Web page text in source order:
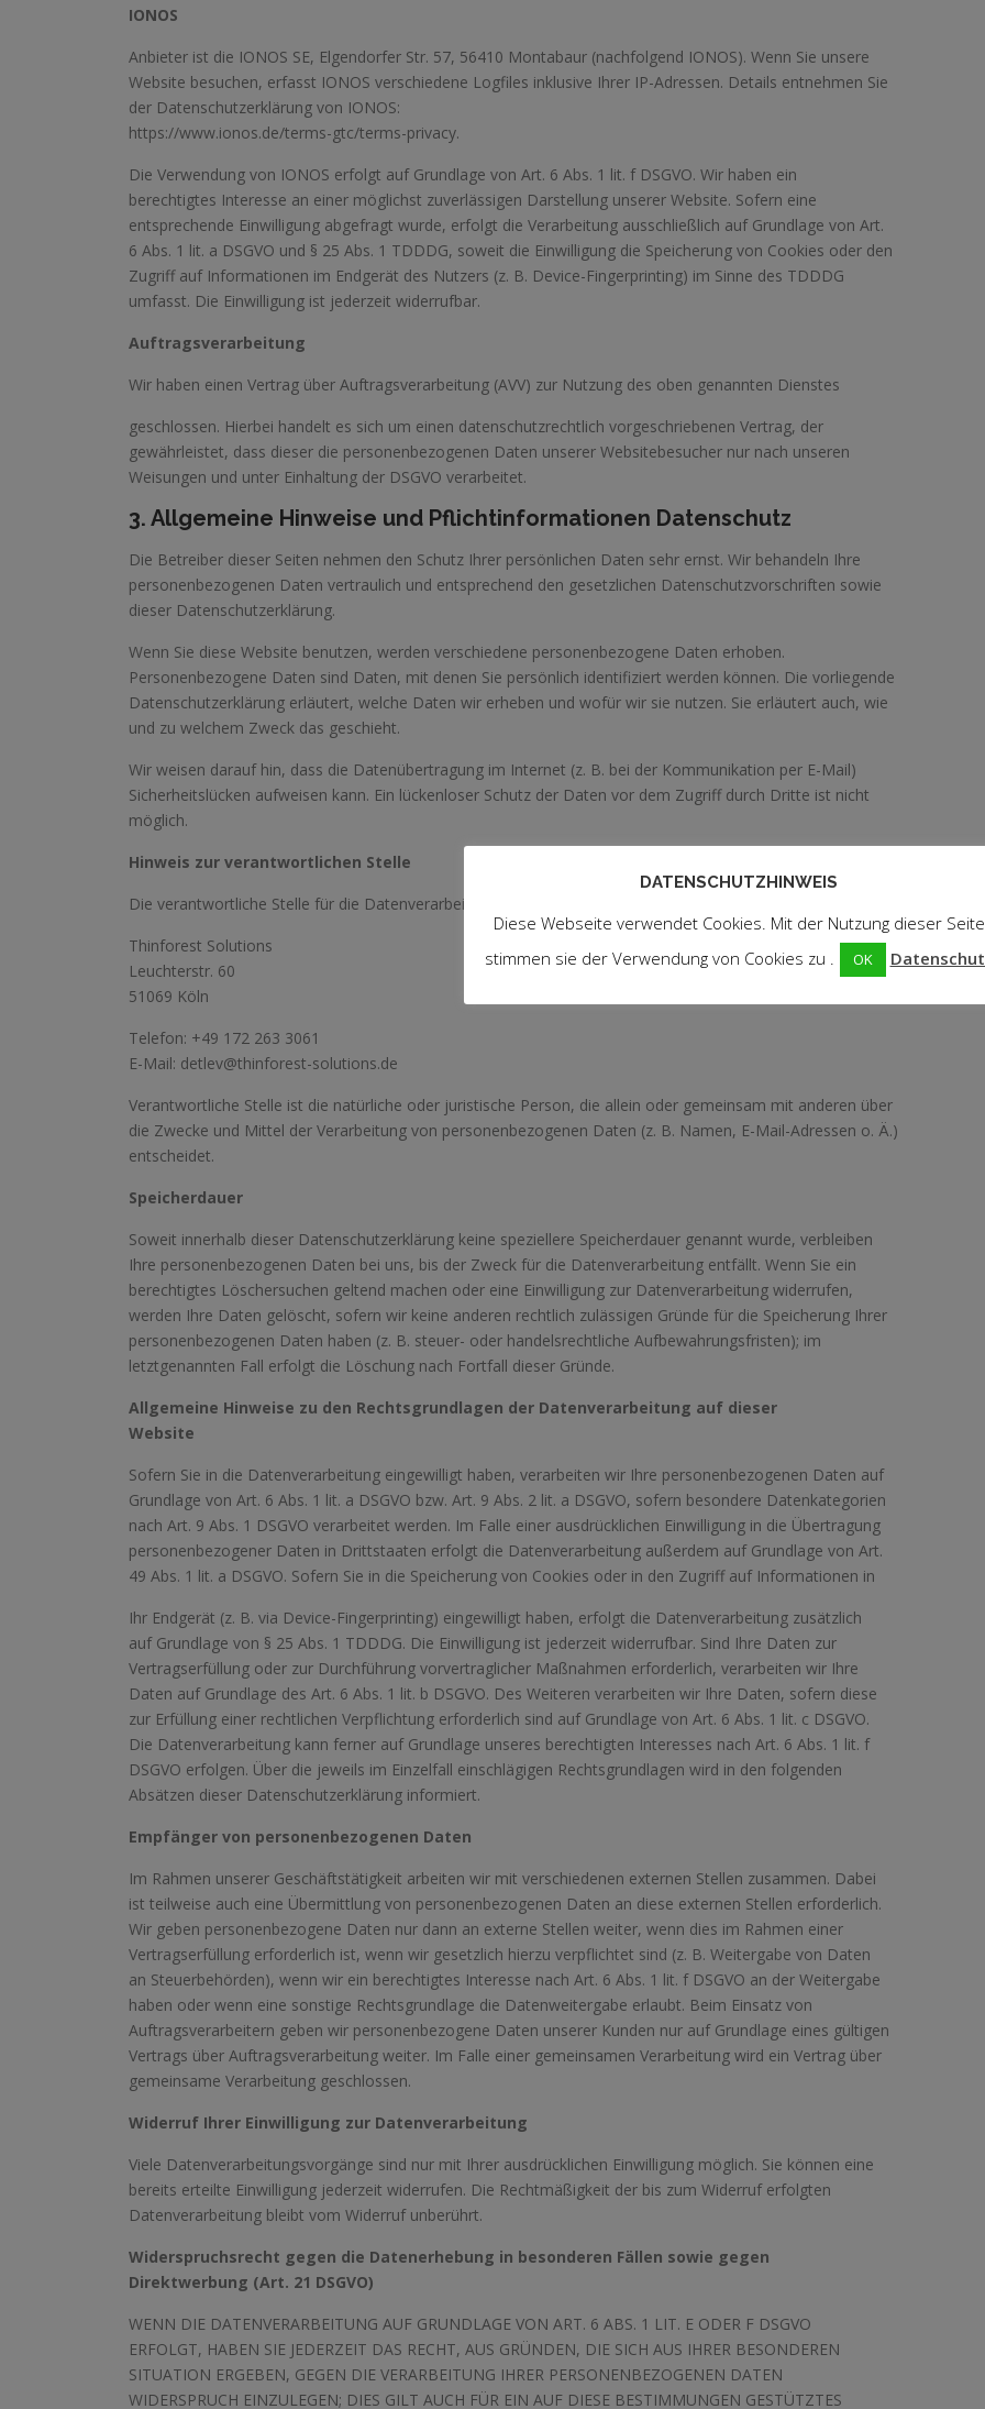
IONOS
Anbieter ist die IONOS SE, Elgendorfer Str. 57, 56410 Montabaur (nachfolgend IONOS). Wenn Sie unsere
Website besuchen, erfasst IONOS verschiedene Logfiles inklusive Ihrer IP-Adressen. Details entnehmen Sie
der Datenschutzerklärung von IONOS:
https://www.ionos.de/terms-gtc/terms-privacy.
Die Verwendung von IONOS erfolgt auf Grundlage von Art. 6 Abs. 1 lit. f DSGVO. Wir haben ein
berechtigtes Interesse an einer möglichst zuverlässigen Darstellung unserer Website. Sofern eine
entsprechende Einwilligung abgefragt wurde, erfolgt die Verarbeitung ausschließlich auf Grundlage von Art.
6 Abs. 1 lit. a DSGVO und § 25 Abs. 1 TDDDG, soweit die Einwilligung die Speicherung von Cookies oder den
Zugriff auf Informationen im Endgerät des Nutzers (z. B. Device-Fingerprinting) im Sinne des TDDDG
umfasst. Die Einwilligung ist jederzeit widerrufbar.
Auftragsverarbeitung
Wir haben einen Vertrag über Auftragsverarbeitung (AVV) zur Nutzung des oben genannten Dienstes
geschlossen. Hierbei handelt es sich um einen datenschutzrechtlich vorgeschriebenen Vertrag, der
gewährleistet, dass dieser die personenbezogenen Daten unserer Websitebesucher nur nach unseren
Weisungen und unter Einhaltung der DSGVO verarbeitet.
3. Allgemeine Hinweise und Pflichtinformationen Datenschutz
Die Betreiber dieser Seiten nehmen den Schutz Ihrer persönlichen Daten sehr ernst. Wir behandeln Ihre
personenbezogenen Daten vertraulich und entsprechend den gesetzlichen Datenschutzvorschriften sowie
dieser Datenschutzerklärung.
Wenn Sie diese Website benutzen, werden verschiedene personenbezogene Daten erhoben.
Personenbezogene Daten sind Daten, mit denen Sie persönlich identifiziert werden können. Die vorliegende
Datenschutzerklärung erläutert, welche Daten wir erheben und wofür wir sie nutzen. Sie erläutert auch, wie
und zu welchem Zweck das geschieht.
Wir weisen darauf hin, dass die Datenübertragung im Internet (z. B. bei der Kommunikation per E-Mail)
Sicherheitslücken aufweisen kann. Ein lückenloser Schutz der Daten vor dem Zugriff durch Dritte ist nicht
möglich.
Hinweis zur verantwortlichen Stelle
Die verantwortliche Stelle für die Datenverarbeitung auf dieser Website ist:
Thinforest Solutions
Leuchterstr. 60
51069 Köln
Telefon: +49 172 263 3061
E-Mail: detlev@thinforest-solutions.de
Verantwortliche Stelle ist die natürliche oder juristische Person, die allein oder gemeinsam mit anderen über
die Zwecke und Mittel der Verarbeitung von personenbezogenen Daten (z. B. Namen, E-Mail-Adressen o. Ä.)
entscheidet.
Speicherdauer
Soweit innerhalb dieser Datenschutzerklärung keine speziellere Speicherdauer genannt wurde, verbleiben
Ihre personenbezogenen Daten bei uns, bis der Zweck für die Datenverarbeitung entfällt. Wenn Sie ein
berechtigtes Löschersuchen geltend machen oder eine Einwilligung zur Datenverarbeitung widerrufen,
werden Ihre Daten gelöscht, sofern wir keine anderen rechtlich zulässigen Gründe für die Speicherung Ihrer
personenbezogenen Daten haben (z. B. steuer- oder handelsrechtliche Aufbewahrungsfristen); im
letztgenannten Fall erfolgt die Löschung nach Fortfall dieser Gründe.
Allgemeine Hinweise zu den Rechtsgrundlagen der Datenverarbeitung auf dieser
Website
Sofern Sie in die Datenverarbeitung eingewilligt haben, verarbeiten wir Ihre personenbezogenen Daten auf
Grundlage von Art. 6 Abs. 1 lit. a DSGVO bzw. Art. 9 Abs. 2 lit. a DSGVO, sofern besondere Datenkategorien
nach Art. 9 Abs. 1 DSGVO verarbeitet werden. Im Falle einer ausdrücklichen Einwilligung in die Übertragung
personenbezogener Daten in Drittstaaten erfolgt die Datenverarbeitung außerdem auf Grundlage von Art.
49 Abs. 1 lit. a DSGVO. Sofern Sie in die Speicherung von Cookies oder in den Zugriff auf Informationen in
Ihr Endgerät (z. B. via Device-Fingerprinting) eingewilligt haben, erfolgt die Datenverarbeitung zusätzlich
auf Grundlage von § 25 Abs. 1 TDDDG. Die Einwilligung ist jederzeit widerrufbar. Sind Ihre Daten zur
Vertragserfüllung oder zur Durchführung vorvertraglicher Maßnahmen erforderlich, verarbeiten wir Ihre
Daten auf Grundlage des Art. 6 Abs. 1 lit. b DSGVO. Des Weiteren verarbeiten wir Ihre Daten, sofern diese
zur Erfüllung einer rechtlichen Verpflichtung erforderlich sind auf Grundlage von Art. 6 Abs. 1 lit. c DSGVO.
Die Datenverarbeitung kann ferner auf Grundlage unseres berechtigten Interesses nach Art. 6 Abs. 1 lit. f
DSGVO erfolgen. Über die jeweils im Einzelfall einschlägigen Rechtsgrundlagen wird in den folgenden
Absätzen dieser Datenschutzerklärung informiert.
Empfänger von personenbezogenen Daten
Im Rahmen unserer Geschäftstätigkeit arbeiten wir mit verschiedenen externen Stellen zusammen. Dabei
ist teilweise auch eine Übermittlung von personenbezogenen Daten an diese externen Stellen erforderlich.
Wir geben personenbezogene Daten nur dann an externe Stellen weiter, wenn dies im Rahmen einer
Vertragserfüllung erforderlich ist, wenn wir gesetzlich hierzu verpflichtet sind (z. B. Weitergabe von Daten
an Steuerbehörden), wenn wir ein berechtigtes Interesse nach Art. 6 Abs. 1 lit. f DSGVO an der Weitergabe
haben oder wenn eine sonstige Rechtsgrundlage die Datenweitergabe erlaubt. Beim Einsatz von
Auftragsverarbeitern geben wir personenbezogene Daten unserer Kunden nur auf Grundlage eines gültigen
Vertrags über Auftragsverarbeitung weiter. Im Falle einer gemeinsamen Verarbeitung wird ein Vertrag über
gemeinsame Verarbeitung geschlossen.
Widerruf Ihrer Einwilligung zur Datenverarbeitung
Viele Datenverarbeitungsvorgänge sind nur mit Ihrer ausdrücklichen Einwilligung möglich. Sie können eine
bereits erteilte Einwilligung jederzeit widerrufen. Die Rechtmäßigkeit der bis zum Widerruf erfolgten
Datenverarbeitung bleibt vom Widerruf unberührt.
Widerspruchsrecht gegen die Datenerhebung in besonderen Fällen sowie gegen
Direktwerbung (Art. 21 DSGVO)
WENN DIE DATENVERARBEITUNG AUF GRUNDLAGE VON ART. 6 ABS. 1 LIT. E ODER F DSGVO
ERFOLGT, HABEN SIE JEDERZEIT DAS RECHT, AUS GRÜNDEN, DIE SICH AUS IHRER BESONDEREN
SITUATION ERGEBEN, GEGEN DIE VERARBEITUNG IHRER PERSONENBEZOGENEN DATEN
WIDERSPRUCH EINZULEGEN; DIES GILT AUCH FÜR EIN AUF DIESE BESTIMMUNGEN GESTÜTZTES
DATENSCHUTZHINWEIS
Diese Webseite verwendet Cookies. Mit der Nutzung dieser Seite
stimmen sie der Verwendung von Cookies zu .
OK